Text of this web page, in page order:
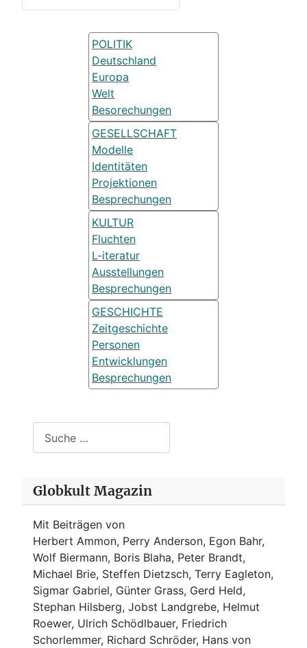
POLITIK
Deutschland
Europa
Welt
Besorechungen
GESELLSCHAFT
Modelle
Identitäten
Projektionen
Besprechungen
KULTUR
Fluchten
L-iteratur
Ausstellungen
Besprechungen
GESCHICHTE
Zeitgeschichte
Personen
Entwicklungen
Besprechungen
Globkult Magazin
Mit Beiträgen von
Herbert Ammon, Perry Anderson, Egon Bahr,
Wolf Biermann, Boris Blaha, Peter Brandt,
Michael Brie, Steffen Dietzsch, Terry Eagleton,
Sigmar Gabriel, Günter Grass, Gerd Held,
Stephan Hilsberg, Jobst Landgrebe, Helmut
Roewer, Ulrich Schödlbauer, Friedrich
Schorlemmer, Richard Schröder, Hans von